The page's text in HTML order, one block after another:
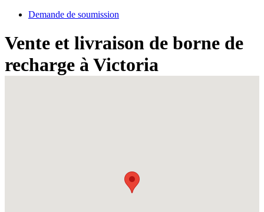
Demande de soumission
Vente et livraison de borne de
recharge à Victoria